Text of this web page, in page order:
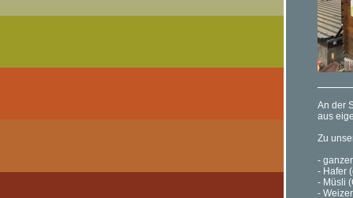
An der
aus
Zu
-
- Hafer
- Müsli
-